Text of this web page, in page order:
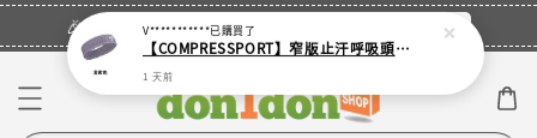
🎉登入會員・領取您的專屬折扣券！ 立即登入
V***********已購買了
【COMPRESSPORT】窄版止汗呼吸頭帶2.0_【零碼】
1 天前